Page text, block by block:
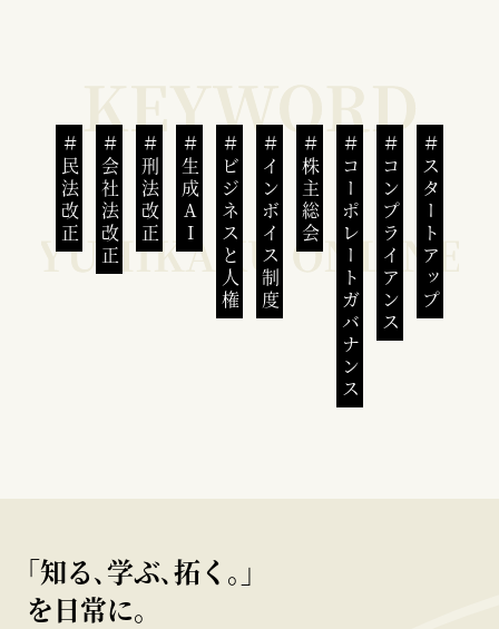
民法改正 会社法改正 刑法改正 生成AI ビジネスと人権インボイス制度 株主総会 コーポレートガバナンスコンプライアンススタートアップ
｢知る､学ぶ､拓く｡｣
を日常に。